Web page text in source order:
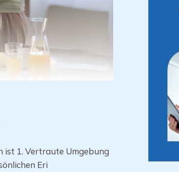
ist 1. Vertraute Umgebung
Eri